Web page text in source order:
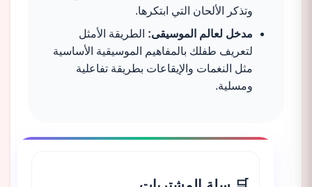
وتذكر الألحان التي ابتكرها.
مدخل لعالم الموسيقى: الطريقة الأمثل
لتعريف طفلك بالمفاهيم الموسيقية الأساسية
مثل النغمات والإيقاعات بطريقة تفاعلية
ومسلية.